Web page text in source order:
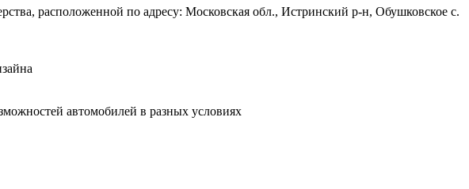
расположенной по адресу: Московская обл., Истринский р-н, Обушковское с.
автомобилей в разных условиях